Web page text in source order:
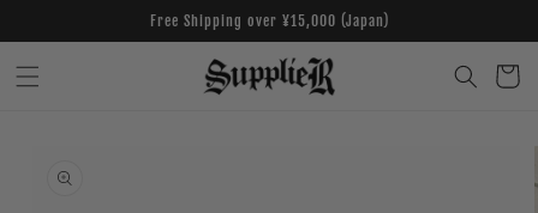
content
Free Shipping over ¥15,000 (Japan)
Cart
product
information